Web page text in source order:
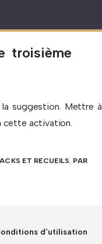
troisième
suggestion. Mettre à
cette activation.
ET RECUEILS, PAR
d’utilisation